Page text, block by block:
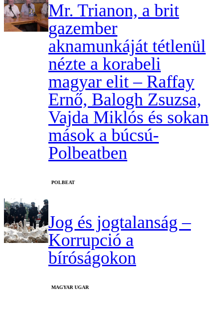
Mr. Trianon, a brit
gazember
aknamunkáját tétlenül
nézte a korabeli
magyar elit – Raffay
Ernő, Balogh Zsuzsa,
Vajda Miklós és sokan
mások a búcsú-
Polbeatben
‎POLBEAT
Jog és jogtalanság –
Korrupció a
bíróságokon
MAGYAR UGAR